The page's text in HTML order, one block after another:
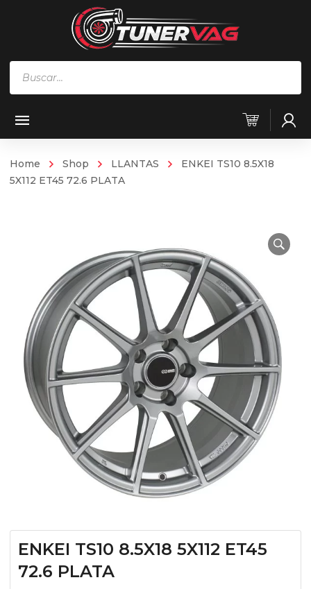
Home Shop LLANTAS
ENKEI TS10 8.5X18
5X112 ET45 72.6 PLATA
ENKEI TS10 8.5X18 5X112 ET45
72.6 PLATA